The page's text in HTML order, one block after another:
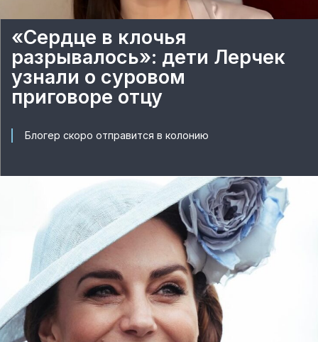
«Сердце в клочья
разрывалось»: дети Лерчек
узнали о суровом
приговоре отцу
Блогер скоро отправится в колонию